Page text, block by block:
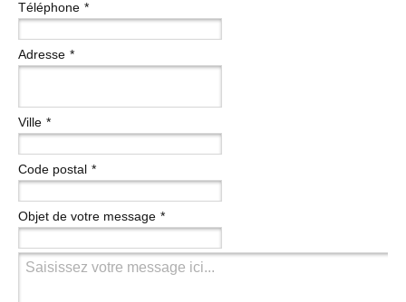
Téléphone *
Adresse *
Ville *
Code postal *
Objet de votre message *